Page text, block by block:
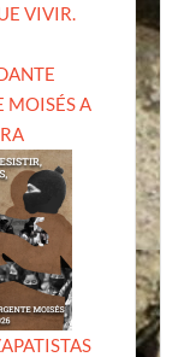
VIVIR.
MOISÉS A